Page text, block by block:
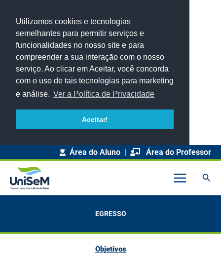
Utilizamos cookies e tecnologias
semelhantes para permitir serviços e
funcionalidades no nosso site e para
compreender a sua interação com o nosso
serviço. Ao clicar em Aceitar, você concorda
com o uso de tais tecnologias para marketing
e análise. Ver a Política de Privacidade
Aceitar!
Área do Aluno | Área do Professor
EGRESSO
Objetivos